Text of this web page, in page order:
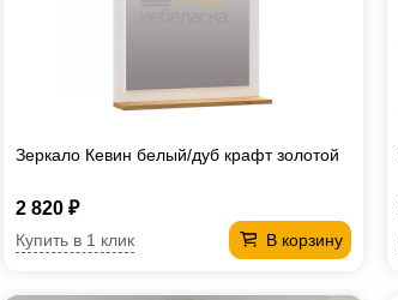
Зеркало Кевин белый/дуб крафт золотой
2 820 ₽
В корзину
Купить в 1 клик